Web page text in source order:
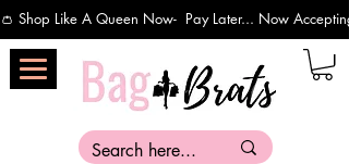
👛 Shop Like A Queen Now-  Pay Later... Now